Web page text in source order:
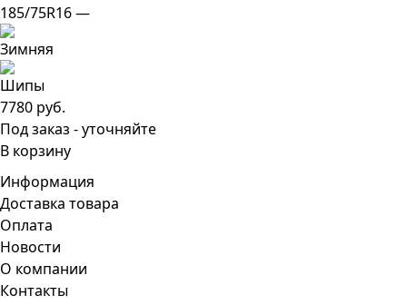
185/75R16 —
7780 руб.
Под заказ - уточняйте
В корзину
Информация
Доставка товара
Оплата
Новости
О компании
Контакты